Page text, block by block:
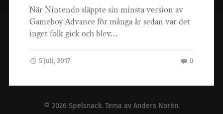
När Nintendo släppte sin minsta version av
Gameboy Advance för många år sedan var det
inget folk gick och blev…
5 juli, 2017 0
© 2026 Spelsnack. Tema av Anders Norén.